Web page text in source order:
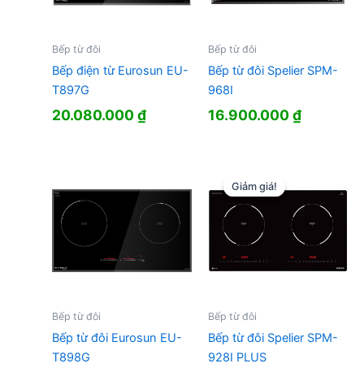
Bếp từ đôi
Bếp điện từ Eurosun EU-
T897G
20.080.000₫
Bếp từ đôi
Bếp từ đôi Spelier SPM-
968I
16.900.000₫
Bếp từ đôi
Bếp từ đôi Eurosun EU-
T898G
Giảm giá!
Giảm giá!
Bếp từ đôi
Bếp từ đôi Spelier SPM-
928I PLUS